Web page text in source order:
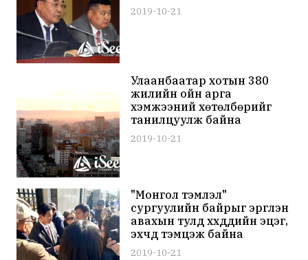
2019-10-21
Улаанбаатар хотын 380
жилийн ойн арга
хэмжээний хөтөлбөрийг
танилцуулж байна
2019-10-21
"Монгол тэмүүлэл"
сургуулийн байрыг эргүүлэн
авахын тулд хүүхдүүдийн эцэг,
эхчүүд тэмцэж байна
2019-10-21